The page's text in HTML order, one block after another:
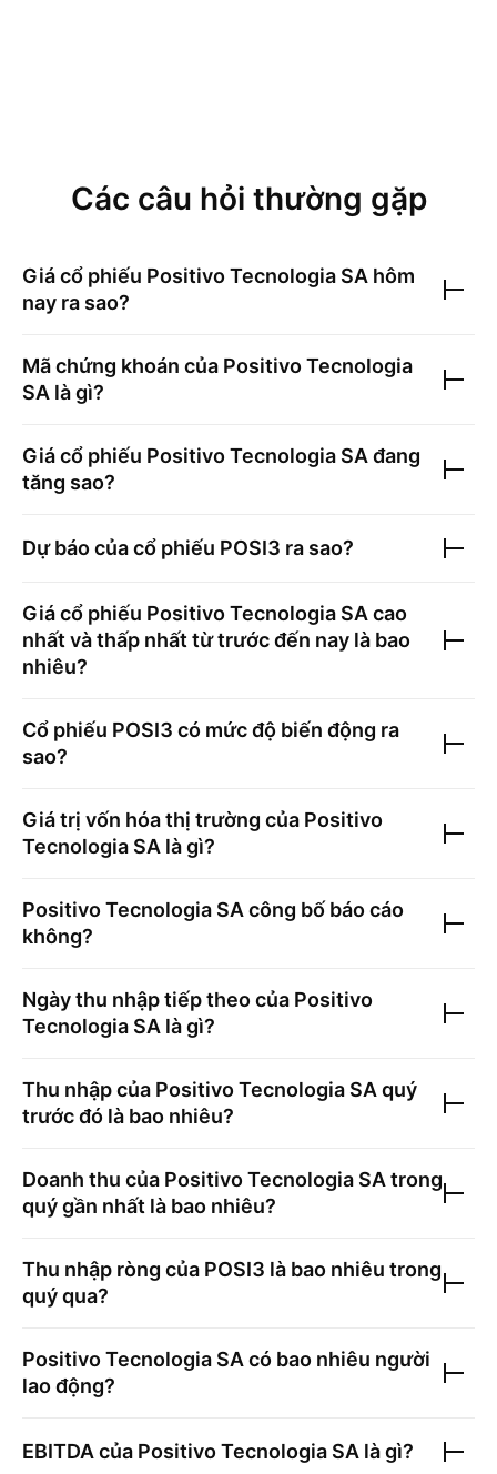
Các câu hỏi thường gặp
Giá cổ phiếu Positivo Tecnologia SA hôm
nay ra sao?
Mã chứng khoán của Positivo Tecnologia
SA là gì?
Giá cổ phiếu Positivo Tecnologia SA đang
tăng sao?
Dự báo của cổ phiếu POSI3 ra sao?
Giá cổ phiếu Positivo Tecnologia SA cao
nhất và thấp nhất từ trước đến nay là bao
nhiêu?
Cổ phiếu POSI3 có mức độ biến động ra
sao?
Giá trị vốn hóa thị trường của Positivo
Tecnologia SA là gì?
Positivo Tecnologia SA công bố báo cáo
không?
Ngày thu nhập tiếp theo của Positivo
Tecnologia SA là gì?
Thu nhập của Positivo Tecnologia SA quý
trước đó là bao nhiêu?
Doanh thu của Positivo Tecnologia SA trong
quý gần nhất là bao nhiêu?
Thu nhập ròng của POSI3 là bao nhiêu trong
quý qua?
Positivo Tecnologia SA có bao nhiêu người
lao động?
EBITDA của Positivo Tecnologia SA là gì?